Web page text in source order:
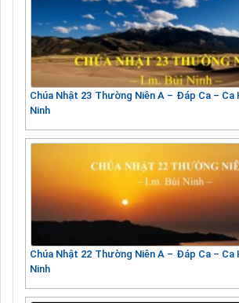
Chúa Nhật 23 Thường Niên A – Đáp Ca – Ca
Ninh
Chúa Nhật 22 Thường Niên A – Đáp Ca – Ca
Ninh